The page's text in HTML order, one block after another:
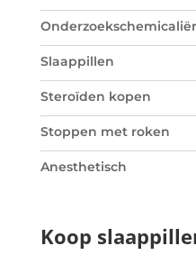
Slaappillen
Steroïden kopen
Stoppen met roken
Anesthetisch
Koop